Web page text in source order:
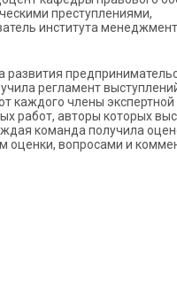
преступлениями,
института
регламент
каждого члены
работ, авторы которых
команда получила
оценки, вопросами и